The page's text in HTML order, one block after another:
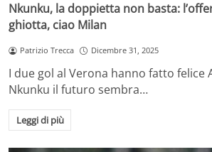
Nkunku, la doppietta non basta:
ghiotta, ciao Milan
Patrizio Trecca Dicembre 31, 2025
I due gol al Verona hanno fatto felice
Nkunku il futuro sembra…
Leggi di più